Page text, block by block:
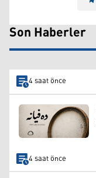
Son Haberler
4 saat önce
4 saat önce